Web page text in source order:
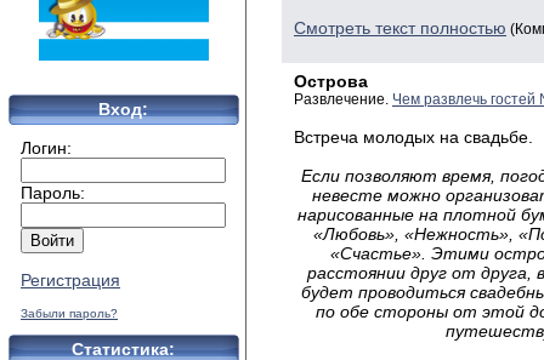
Вход:
Логин:
Пароль:
Регистрация
Забыли пароль?
Статистика:
Смотреть текст полностью
Острова
Развлечение. Чем развлечь
Встреча молодых на свадьбе.
Если позволяют время,
невесте можно
нарисованные на плотной
«Любовь», «Нежность»,
«Счастье». Этими
расстоянии друг от друга,
будет проводиться
по обе стороны от этой